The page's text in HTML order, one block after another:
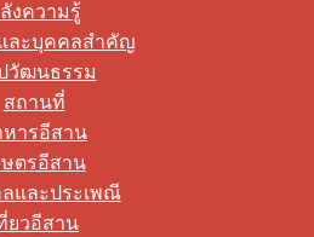
งความรู้
ละบุคคลสำคัญ
วัฒนธรรม
สถานที่
หารอีสาน
ษตรอีสาน
ลและประเพณี
ยวอีสาน